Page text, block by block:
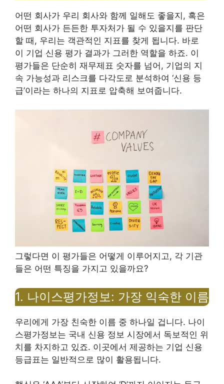
어떤 회사가 우리 회사와 함께 일해도 좋을지, 혹은
어떤 회사가 든든한 투자처가 될 수 있을지를 판단
할 때, 우리는 객관적인 지표를 찾게 됩니다. 바로
이 기업 신용 평가 결과가 그러한 역할을 하죠. 이
평가들은 단순히 재무제표 숫자를 넘어, 기업의 지
속 가능성과 리스크를 다각도로 분석하여 ‘신용 등
급’이라는 하나의 지표로 압축해 보여줍니다.
그렇다면 이 평가들은 어떻게 이루어지고, 각 기관
들은 어떤 특징을 가지고 있을까요?
1. 나이스평가정보: 가장 익숙한 이름
우리에게 가장 친숙한 이름 중 하나일 겁니다. 나이
스평가정보는 국내 신용 정보 시장에서 독보적인 위
치를 차지하고 있죠. 이곳에서 제공하는 기업 신용
등급표는 일반적으로 많이 활용됩니다.